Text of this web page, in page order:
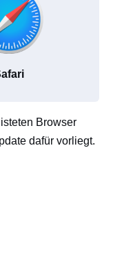
Browser
dafür vorliegt.